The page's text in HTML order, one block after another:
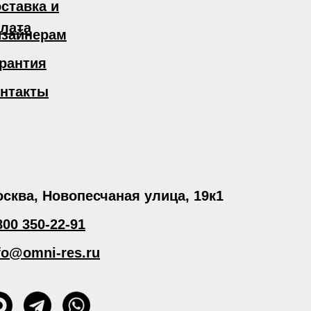
и
Новопесчаная улица, 19к1
350-22-91
res.ru